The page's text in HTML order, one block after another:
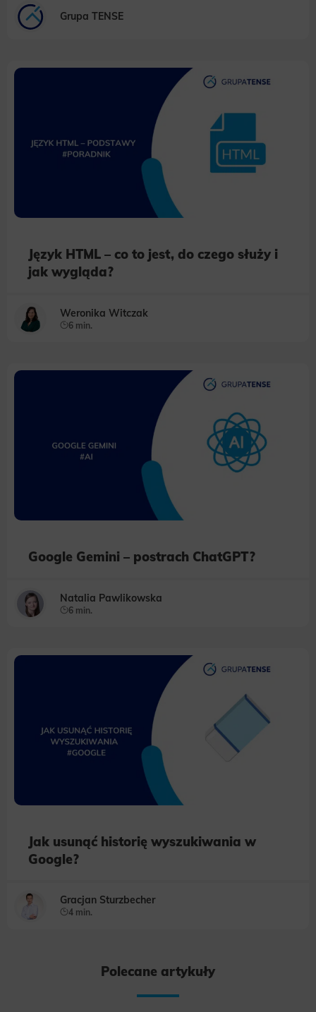
Grupa TENSE
Język HTML – co to jest, do czego służy i
jak wygląda?
Weronika Witczak
6 min.
Google Gemini – postrach ChatGPT?
Natalia Pawlikowska
6 min.
Jak usunąć historię wyszukiwania w
Google?
Gracjan Sturzbecher
4 min.
Polecane artykuły